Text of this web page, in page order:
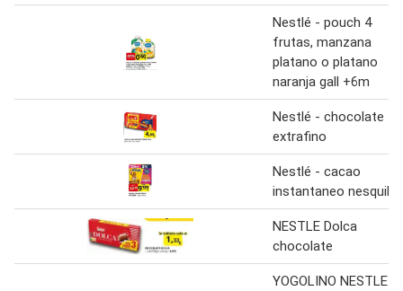
Nestlé - pouch 4
frutas, manzana
platano o platano
naranja gall +6m
Nestlé - chocolate
extrafino
Nestlé - cacao
instantaneo nesquik
NESTLE Dolca
chocolate
YOGOLINO NESTLE